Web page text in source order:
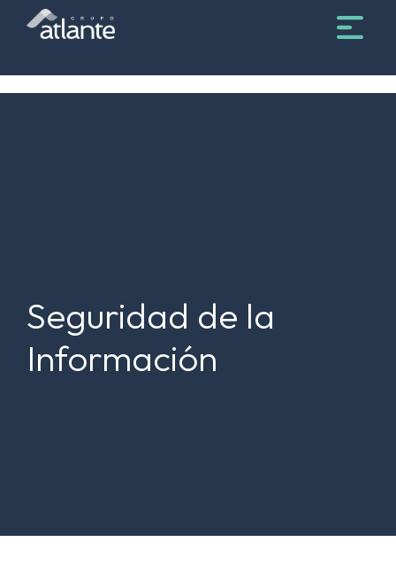
Seguridad de la
Información